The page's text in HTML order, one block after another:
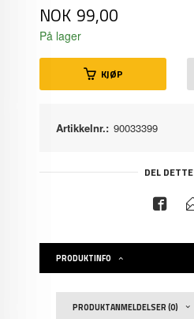
Pris
NOK 99,00
På lager
KJØP
Artikkelnr.: 90033399
DEL DETTE
PRODUKTINFO
PRODUKTANMELDELSER (0)